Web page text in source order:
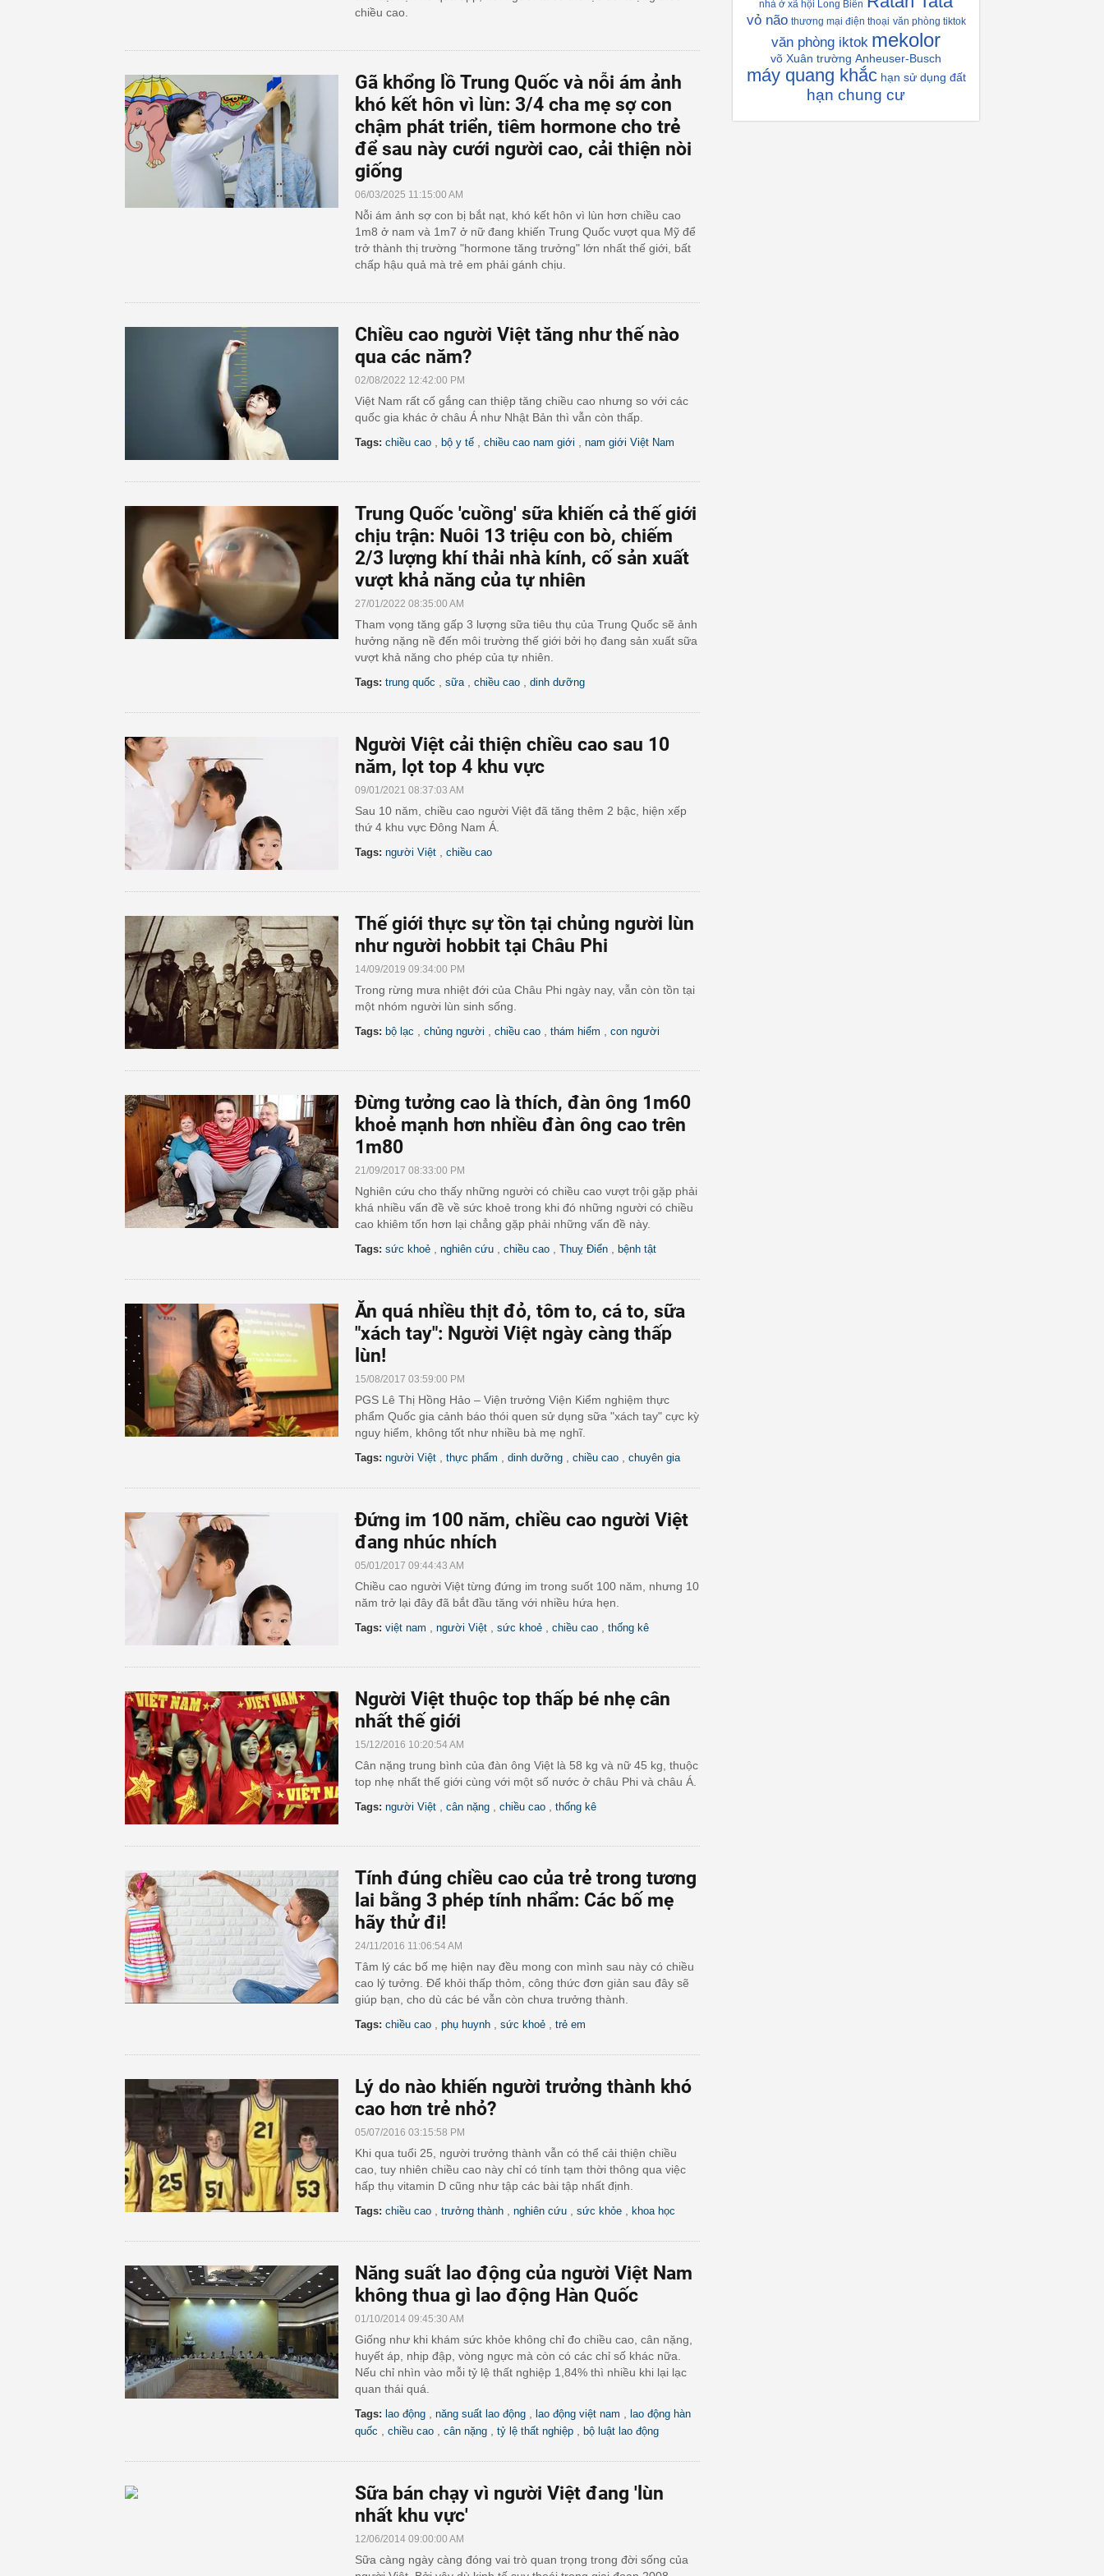
chiều cao.
Gã khổng lồ Trung Quốc và nỗi ám ảnh
khó kết hôn vì lùn: 3/4 cha mẹ sợ con
chậm phát triển, tiêm hormone cho trẻ
để sau này cưới người cao, cải thiện nòi
giống
06/03/2025 11:15:00 AM
Nỗi ám ảnh sợ con bị bắt nạt, khó kết hôn vì lùn hơn chiều cao
1m8 ở nam và 1m7 ở nữ đang khiến Trung Quốc vượt qua Mỹ để
trở thành thị trường "hormone tăng trưởng" lớn nhất thế giới, bất
chấp hậu quả mà trẻ em phải gánh chịu.
Chiều cao người Việt tăng như thế nào
qua các năm?
02/08/2022 12:42:00 PM
Việt Nam rất cố gắng can thiệp tăng chiều cao nhưng so với các
quốc gia khác ở châu Á như Nhật Bản thì vẫn còn thấp.
Tags: chiều cao bộ y tế chiều cao nam giới nam giới Việt Nam
Trung Quốc 'cuồng' sữa khiến cả thế giới
chịu trận: Nuôi 13 triệu con bò, chiếm
2/3 lượng khí thải nhà kính, cố sản xuất
vượt khả năng của tự nhiên
27/01/2022 08:35:00 AM
Tham vọng tăng gấp 3 lượng sữa tiêu thụ của Trung Quốc sẽ ảnh
hưởng nặng nề đến môi trường thế giới bởi họ đang sản xuất sữa
vượt khả năng cho phép của tự nhiên.
Tags: trung quốc sữa chiều cao dinh dưỡng
Người Việt cải thiện chiều cao sau 10
năm, lọt top 4 khu vực
09/01/2021 08:37:03 AM
Sau 10 năm, chiều cao người Việt đã tăng thêm 2 bậc, hiện xếp
thứ 4 khu vực Đông Nam Á.
Tags: người Việt chiều cao
Thế giới thực sự tồn tại chủng người lùn
như người hobbit tại Châu Phi
14/09/2019 09:34:00 PM
Trong rừng mưa nhiệt đới của Châu Phi ngày nay, vẫn còn tồn tại
một nhóm người lùn sinh sống.
Tags: bộ lạc chủng người chiều cao thám hiểm con người
Đừng tưởng cao là thích, đàn ông 1m60
khoẻ mạnh hơn nhiều đàn ông cao trên
1m80
21/09/2017 08:33:00 PM
Nghiên cứu cho thấy những người có chiều cao vượt trội gặp phải
khá nhiều vấn đề về sức khoẻ trong khi đó những người có chiều
cao khiêm tốn hơn lại chẳng gặp phải những vấn đề này.
Tags: sức khoẻ nghiên cứu chiều cao Thuỵ Điển bệnh tật
Ăn quá nhiều thịt đỏ, tôm to, cá to, sữa
"xách tay": Người Việt ngày càng thấp
lùn!
15/08/2017 03:59:00 PM
PGS Lê Thị Hồng Hảo – Viện trưởng Viện Kiểm nghiệm thực
phẩm Quốc gia cảnh báo thói quen sử dụng sữa "xách tay" cực kỳ
nguy hiểm, không tốt như nhiều bà mẹ nghĩ.
Tags: người Việt thực phẩm dinh dưỡng chiều cao chuyên gia
Đứng im 100 năm, chiều cao người Việt
đang nhúc nhích
05/01/2017 09:44:43 AM
Chiều cao người Việt từng đứng im trong suốt 100 năm, nhưng 10
năm trở lại đây đã bắt đầu tăng với nhiều hứa hẹn.
Tags: việt nam người Việt sức khoẻ chiều cao thống kê
Người Việt thuộc top thấp bé nhẹ cân
nhất thế giới
15/12/2016 10:20:54 AM
Cân nặng trung bình của đàn ông Việt là 58 kg và nữ 45 kg, thuộc
top nhẹ nhất thế giới cùng với một số nước ở châu Phi và châu Á.
Tags: người Việt cân nặng chiều cao thống kê
Tính đúng chiều cao của trẻ trong tương
lai bằng 3 phép tính nhẩm: Các bố mẹ
hãy thử đi!
24/11/2016 11:06:54 AM
Tâm lý các bố mẹ hiện nay đều mong con mình sau này có chiều
cao lý tưởng. Để khỏi thấp thỏm, công thức đơn giản sau đây sẽ
giúp bạn, cho dù các bé vẫn còn chưa trưởng thành.
Tags: chiều cao phụ huynh sức khoẻ trẻ em
Lý do nào khiến người trưởng thành khó
cao hơn trẻ nhỏ?
05/07/2016 03:15:58 PM
Khi qua tuổi 25, người trưởng thành vẫn có thể cải thiện chiều
cao, tuy nhiên chiều cao này chỉ có tính tạm thời thông qua việc
hấp thụ vitamin D cũng như tập các bài tập nhất định.
Tags: chiều cao trưởng thành nghiên cứu sức khỏe khoa học
Năng suất lao động của người Việt Nam
không thua gì lao động Hàn Quốc
01/10/2014 09:45:30 AM
Giống như khi khám sức khỏe không chỉ đo chiều cao, cân nặng,
huyết áp, nhịp đập, vòng ngực mà còn có các chỉ số khác nữa.
Nếu chỉ nhìn vào mỗi tỷ lệ thất nghiệp 1,84% thì nhiều khi lại lạc
quan thái quá.
Tags: lao động năng suất lao động lao động việt nam
lao động hàn
quốc
chiều cao cân nặng tỷ lệ thất nghiệp bộ luật lao động
Sữa bán chạy vì người Việt đang 'lùn
nhất khu vực'
12/06/2014 09:00:00 AM
Sữa càng ngày càng đóng vai trò quan trọng trong đời sống của
nhà ở xã hội Long Biên
vỏ não thương mại điện thoại văn phòng tiktok
văn phòng iktok mekolor
võ Xuân trường Anheuser-Busch
máy quang khắc hạn sử dụng đất
hạn chung cư